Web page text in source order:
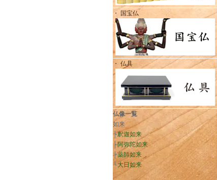
・ 国宝仏
・ 仏具
仏像一覧
如来
├釈迦如来
├阿弥陀如来
├薬師如来
└大日如来